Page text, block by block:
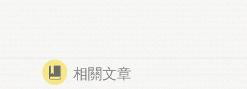
相關文章